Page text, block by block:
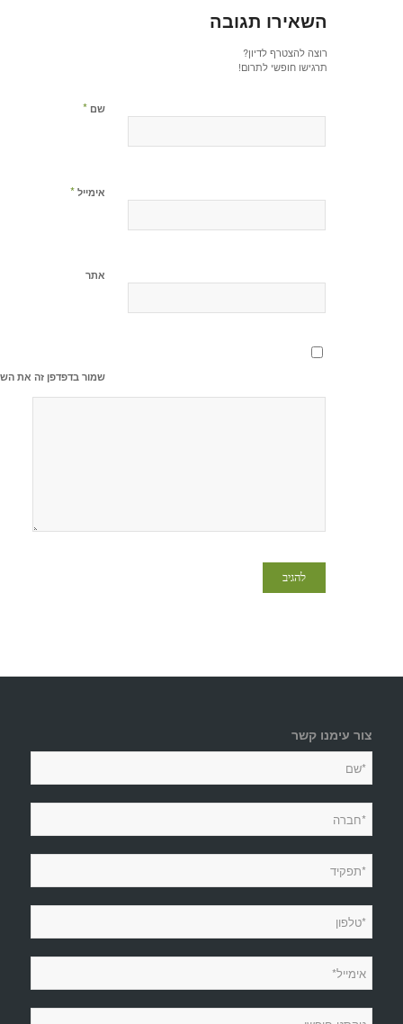
השאירו תגובה
רוצה להצטרף לדיון?
תרגישו חופשי לתרום!
שם *
אימייל *
אתר
שמור בדפדפן זה את
צור עימנו קשר